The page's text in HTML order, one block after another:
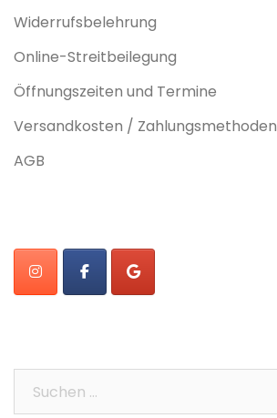
Widerrufsbelehrung
Online-Streitbeilegung
Öffnungszeiten und Termine
Versandkosten / Zahlungsmethoden
AGB